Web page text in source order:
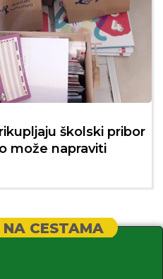
školski pribor
može napraviti
CESTAMA